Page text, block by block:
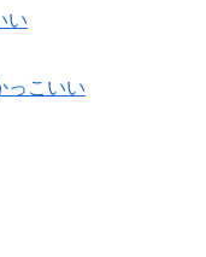
い
っこいい